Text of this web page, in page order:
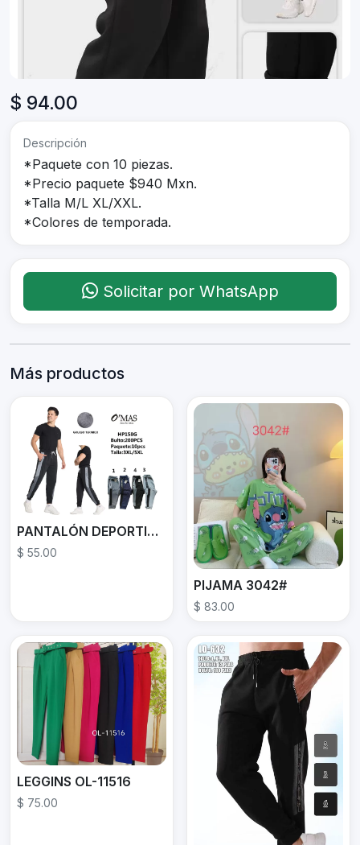
$ 94.00
Descripción
*Paquete con 10 piezas.
*Precio paquete $940 Mxn.
*Talla M/L XL/XXL.
*Colores de temporada.
Solicitar por WhatsApp
Más productos
PANTALÓN DEPORTIVO HP158G
$ 55.00
PIJAMA 3042#
$ 83.00
LEGGINS OL-11516
$ 75.00